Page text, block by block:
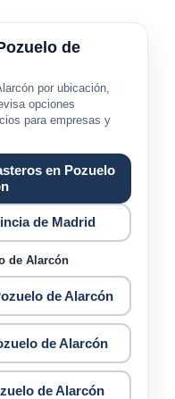
de
por ubicación,
opciones
para empresas y
en Pozuelo
de Madrid
de Alarcón
de Alarcón
de Alarcón
de Alarcón